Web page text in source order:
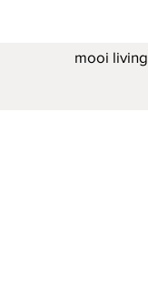
mooi living